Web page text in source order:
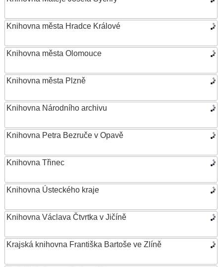
Knihovna města Hradce Králové
Knihovna města Olomouce
Knihovna města Plzně
Knihovna Národního archivu
Knihovna Petra Bezruče v Opavě
Knihovna Třinec
Knihovna Ústeckého kraje
Knihovna Václava Čtvrtka v Jičíně
Krajská knihovna Františka Bartoše ve Zlíně